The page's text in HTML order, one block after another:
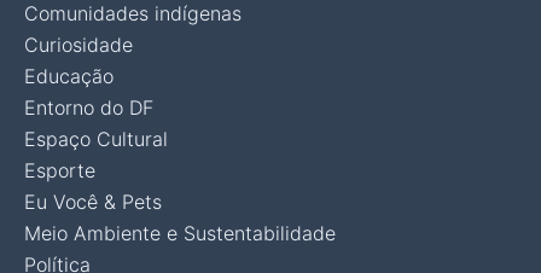
Comunidades indígenas
Curiosidade
Educação
Entorno do DF
Espaço Cultural
Esporte
Eu Você & Pets
Meio Ambiente e Sustentabilidade
Política